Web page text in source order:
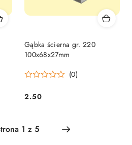
Gąbka ścierna gr. 220
100x68x27mm
(0)
Cena:
2.50